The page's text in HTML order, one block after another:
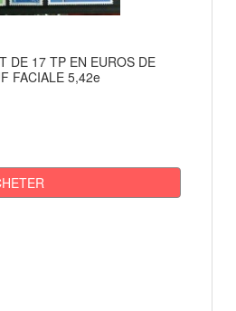
DE 17 TP EN EUROS DE
FACIALE 5,42e